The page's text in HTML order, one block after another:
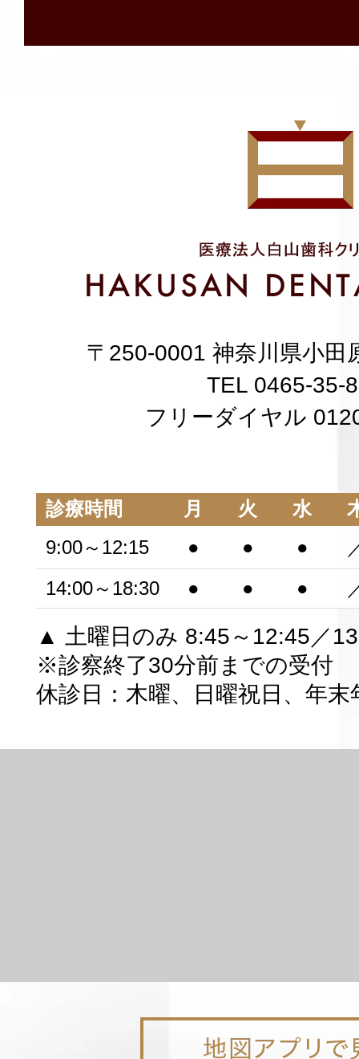
〒250-0001 神奈川県小田
TEL 0465-35-
フリーダイヤル
診療時間 月 火 水
9:00～12:15
● ● ●
14:00～18:30
● ● ●
▲ 土曜日のみ 8:45～12:45／
※診察終了30分前までの受付
休診日：木曜、日曜祝日、年